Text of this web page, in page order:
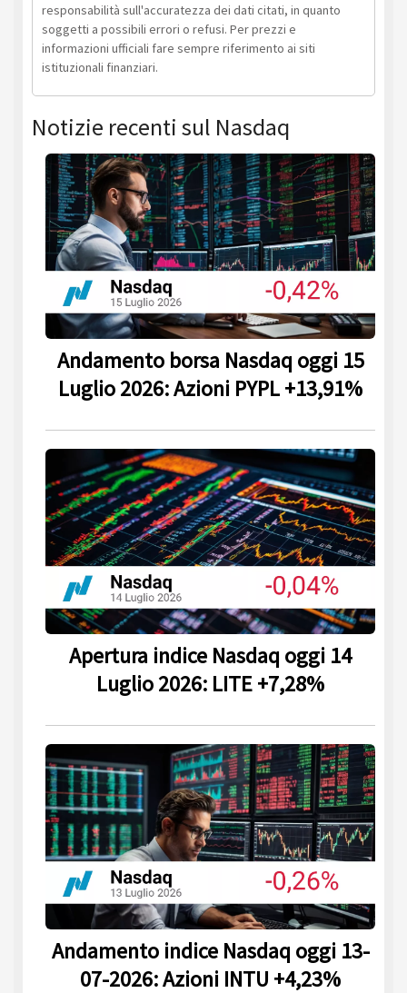
responsabilità sull'accuratezza dei dati citati, in quanto
soggetti a possibili errori o refusi. Per prezzi e
informazioni ufficiali fare sempre riferimento ai siti
istituzionali finanziari.
Notizie recenti sul Nasdaq
Andamento borsa Nasdaq oggi 15
Luglio 2026: Azioni PYPL +13,91%
Apertura indice Nasdaq oggi 14
Luglio 2026: LITE +7,28%
Andamento indice Nasdaq oggi 13-
07-2026: Azioni INTU +4,23%